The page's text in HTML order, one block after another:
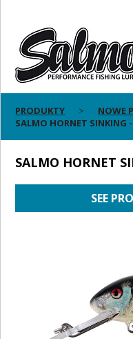
PRODUKTY
NOWE
SALMO HORNET SINKING -
SALMO HORNET
SEE